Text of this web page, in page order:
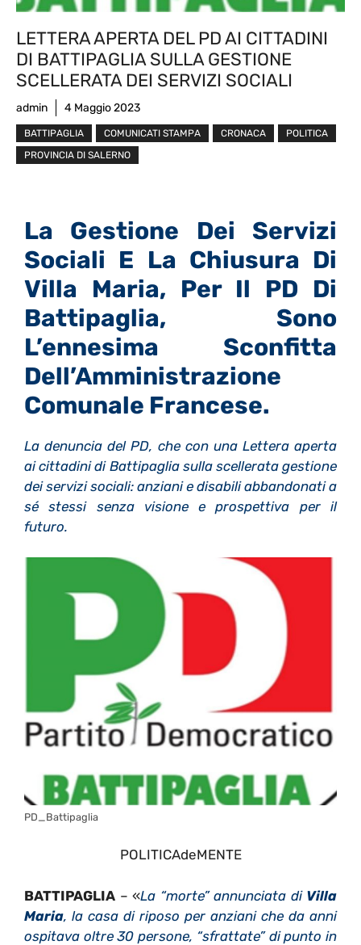
LETTERA APERTA DEL PD AI CITTADINI
DI BATTIPAGLIA SULLA GESTIONE
SCELLERATA DEI SERVIZI SOCIALI
admin 4 Maggio 2023
BATTIPAGLIA COMUNICATI STAMPA CRONACA
POLITICA
PROVINCIA DI SALERNO
La Gestione Dei Servizi
Sociali E La Chiusura Di
Villa Maria, Per Il PD Di
Battipaglia, Sono
L’ennesima Sconfitta
Dell’Amministrazione
Comunale Francese.
La denuncia del PD, che con una Lettera aperta
ai cittadini di Battipaglia sulla scellerata gestione
dei servizi sociali: anziani e disabili abbandonati a
sé stessi senza visione e prospettiva per il
futuro.
PD_Battipaglia
POLITICAdeMENTE
BATTIPAGLIA – «La “morte” annunciata di Villa
Maria, la casa di riposo per anziani che da anni
ospitava oltre 30 persone, “sfrattate” di punto in